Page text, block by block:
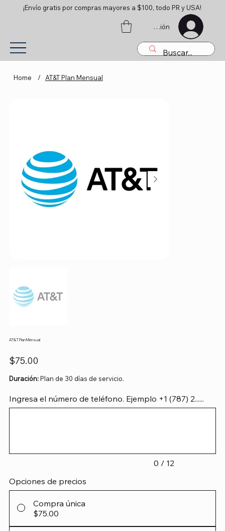
¡Envío gratis por compras mayores a $100, todo PR y USA!
Iniciar sesión
Home / AT&T Plan Mensual
AT&T Plan Mensual
Precio
$75.00
Duración:Plan de 30 días de servicio.
Ingresa el número de teléfono. Ejemplo +1 (787) 2......
0 / 12
Opciones de precios
Compra única
$75.00